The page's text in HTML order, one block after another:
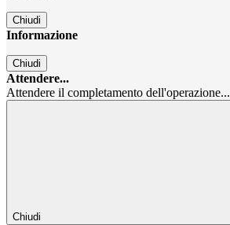
Chiudi
Informazione
Chiudi
Attendere...
Attendere il completamento dell'operazione...
Chiudi